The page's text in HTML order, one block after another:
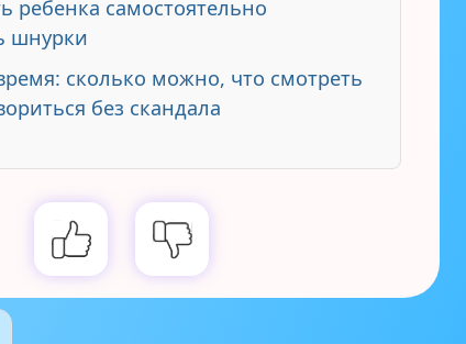
ребенка самостоятельно
шнурки
сколько можно, что смотреть
без скандала